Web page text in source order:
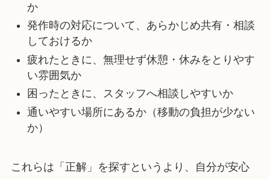
か
発作時の対応について、あらかじめ共有・相談
しておけるか
疲れたときに、無理せず休憩・休みをとりやす
い雰囲気か
困ったときに、スタッフへ相談しやすいか
通いやすい場所にあるか（移動の負担が少ない
か）
これらは「正解」を探すというより、自分が安心